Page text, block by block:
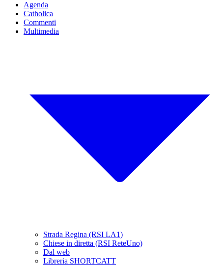
Agenda
Catholica
Commenti
Multimedia
Strada Regina (RSI LA1)
Chiese in diretta (RSI ReteUno)
Dal web
Libreria SHORTCATT